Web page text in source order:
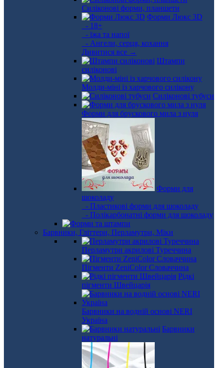
Силіконові форми, планшети
Форми Люкс 3D
- 18+
- їжа та напої
- Ангели, серця, кохання
Дивитися все →
Штампи
силіконові
Молди-міні із харчового силікону
Силіконові тубуси
Форми для брускового мила з нуля
Форми для
шоколаду
- Пластикові форми для шоколаду
- Полікарбонатні форми для шоколаду
Барвники, Гліттери, Перламутри, Міки
Перламутри акрилові Туреччина
Пігменти ZeniColor Словаччина
Рідкі
пігменти Швейцарія
Барвники на водній основі NERI
Україна
Барвники
натуральні